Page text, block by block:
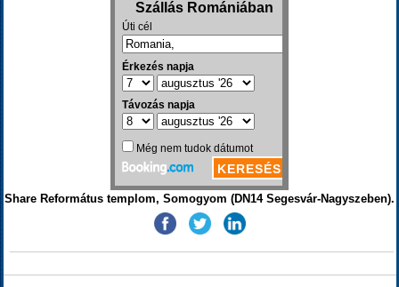
Share Református templom, Somogyom (DN14 Segesvár-Nagyszeben).